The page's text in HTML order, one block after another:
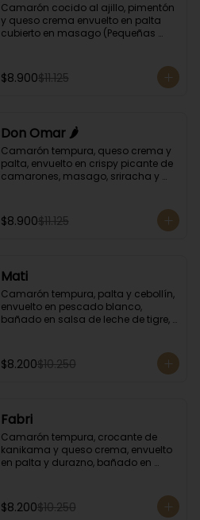
Camarón cocido al ajillo, pimentón
y queso crema envuelto en palta
cubierto en masago (Pequeñas
$8.900$11.125
Don Omar 🌶️
Camarón tempura, queso crema y
palta, envuelto en crispy picante de
camarones, masago, sriracha y
$8.900$11.125
Mati
Camarón tempura, palta y cebollín,
envuelto en pescado blanco,
bañado en salsa de leche de tigre,
$8.200$10.250
Fabri
Camarón tempura, crocante de
kanikama y queso crema, envuelto
en palta y durazno, bañado en
$8.200$10.250